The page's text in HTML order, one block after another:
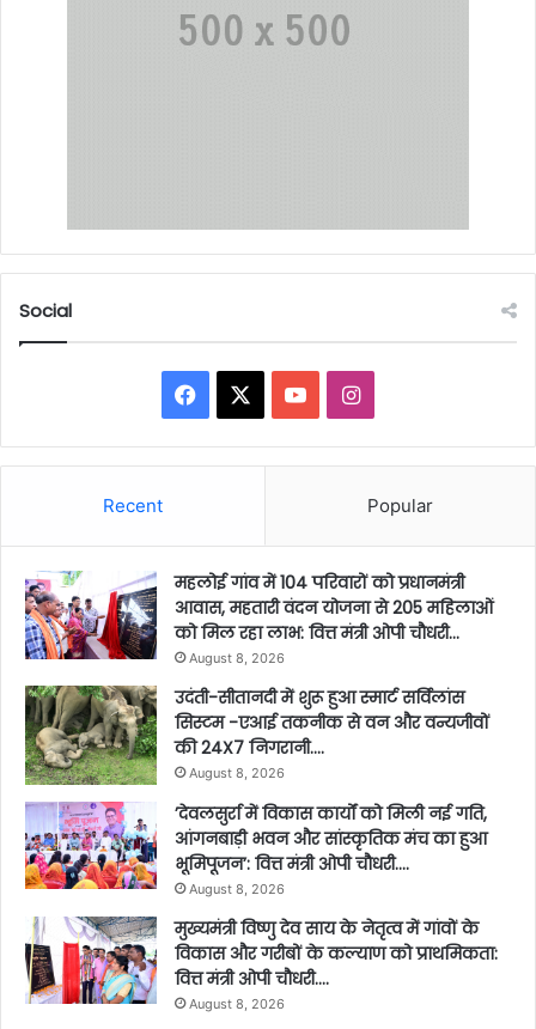
Social
Facebook YouTubeInstagram
Recent Popular
महलोई गांव में 104 परिवारों को प्रधानमंत्री
आवास, महतारी वंदन योजना से 205 महिलाओं
को मिल रहा लाभ: वित्त मंत्री ओपी चौधरी…
August 8, 2026
उदंती-सीतानदी में शुरू हुआ स्मार्ट सर्विलांस
सिस्टम -एआई तकनीक से वन और वन्यजीवों
की 24X7 निगरानी….
August 8, 2026
’देवलसुर्रा में विकास कार्यों को मिली नई गति,
आंगनबाड़ी भवन और सांस्कृतिक मंच का हुआ
भूमिपूजन’: वित्त मंत्री ओपी चौधरी….
August 8, 2026
मुख्यमंत्री विष्णु देव साय के नेतृत्व में गांवों के
विकास और गरीबों के कल्याण को प्राथमिकता:
वित्त मंत्री ओपी चौधरी….
August 8, 2026